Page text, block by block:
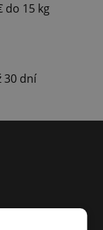
do 15 kg
30 dní